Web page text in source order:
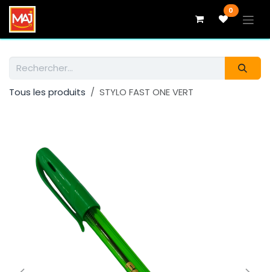
Se rendre au contenu 0
Tous les produits STYLO FAST ONE VERT